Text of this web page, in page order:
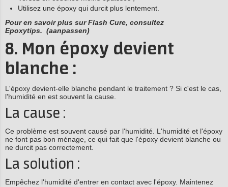
Utilisez une époxy qui durcit plus lentement.
Pour en savoir plus sur Flash Cure, consultez
Epoxytips. (aanpassen)
8. Mon époxy devient
blanche :
L'époxy devient-elle blanche pendant le traitement ? Si c'est le cas,
l'humidité en est souvent la cause.
La cause :
Ce problème est souvent causé par l'humidité. L'humidité et l'époxy
ne font pas bon ménage, ce qui fait que l'époxy devient blanche ou
ne durcit pas correctement.
La solution :
Empêchez l'humidité d'entrer en contact avec l'époxy. Maintenez